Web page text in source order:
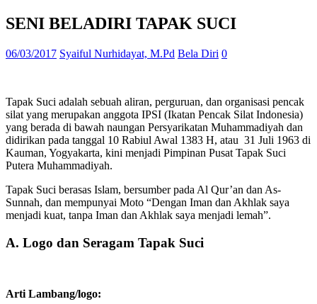
SENI BELADIRI TAPAK SUCI
06/03/2017 Syaiful Nurhidayat, M.Pd Bela Diri 0
Tapak Suci adalah sebuah aliran, perguruan, dan organisasi pencak
silat yang merupakan anggota IPSI (Ikatan Pencak Silat Indonesia)
yang berada di bawah naungan Persyarikatan Muhammadiyah dan
didirikan pada tanggal 10 Rabiul Awal 1383 H, atau 31 Juli 1963 di
Kauman, Yogyakarta, kini menjadi Pimpinan Pusat Tapak Suci
Putera Muhammadiyah.
Tapak Suci berasas Islam, bersumber pada Al Qur’an dan As-
Sunnah, dan mempunyai Moto “Dengan Iman dan Akhlak saya
menjadi kuat, tanpa Iman dan Akhlak saya menjadi lemah”.
A. Logo dan Seragam Tapak Suci
Arti Lambang/logo: